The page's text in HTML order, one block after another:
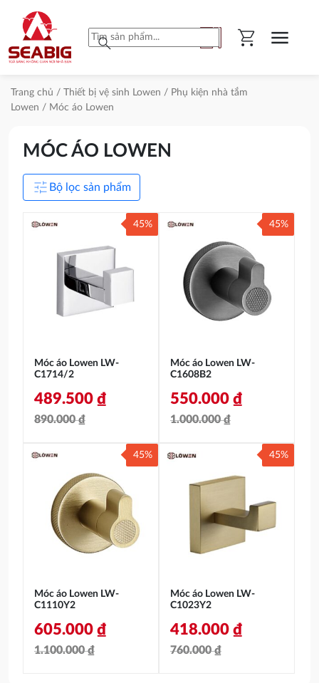
search shopping_cart menu
Trang chủ / Thiết bị vệ sinh Lowen / Phụ kiện nhà tắm
Lowen / Móc áo Lowen
MÓC ÁO LOWEN
tune Bộ lọc sản phẩm
Móc áo Lowen LW-
C1714/2
890.000₫
gốc
890.000 ₫.
489.500 ₫
hiện
489.500 ₫.
45%
Móc áo Lowen LW-
C1608B2
1.000.000₫
gốc
1.000.000 ₫.
550.000 ₫
hiện
550.000 ₫.
45%
Móc áo Lowen LW-
C1110Y2
1.100.000₫
605.000 ₫
45%
Móc áo Lowen LW-
C1023Y2
760.000₫
418.000 ₫
45%